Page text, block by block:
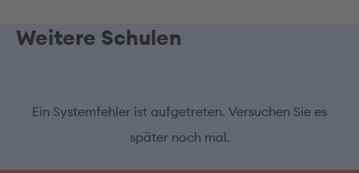
Weitere Schulen
Ein Systemfehler ist aufgetreten. Versuchen Sie es
später noch mal.